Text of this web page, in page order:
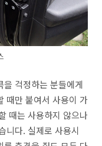
걱정하는 분들에게
때만 붙여서 사용이 가
때는 사용하지 않으나
니다. 실제로 사용시